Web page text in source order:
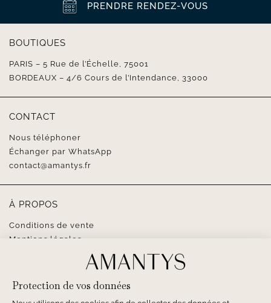
PRENDRE RENDEZ-VOUS
BOUTIQUES
PARIS – 5 Rue de l’Échelle, 75001
BORDEAUX – 4/6 Cours de l’Intendance, 33000
CONTACT
Nous téléphoner
Échanger par WhatsApp
contact@amantys.fr
À PROPOS
Conditions de vente
Mentions légales
SUIVEZ-NOUS